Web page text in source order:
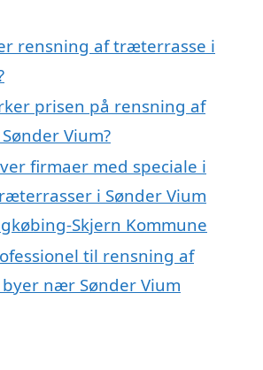
rensning af træterrasse i
prisen på rensning af
Vium?
firmaer med speciale i
i Sønder Vium
Skjern Kommune
til rensning af
nær Sønder Vium